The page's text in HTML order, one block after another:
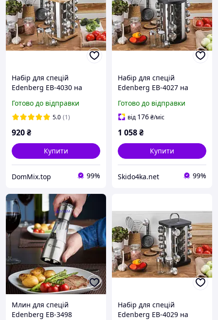
Набір для спецій
Edenberg EB-4030 на
обертається, 17
предметів (Квадратна)
Готово до відправки
5.0 (1)
920₴
Купити
DomMix.top 99%
Набір для спецій
Edenberg EB-4027 на
обертається, 17
предметів (Круглая)
Готово до відправки
від 176₴/міс
1 058₴
Купити
Skido4ka.net 99%
Млин для спецій
Edenberg EB-3498
Набір для спецій
Edenberg EB-4029 на